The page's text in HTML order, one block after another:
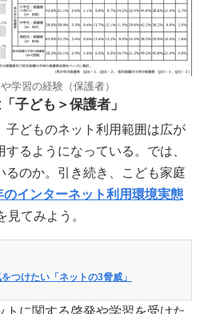
学習の経験（保護者）
子ども＞保護者」
子どものネット利用範囲は広が
るようになっている。では、
るのか。引き続き、こども家庭
インターネット利用環境実態
見てみよう。
つけたい「ネットの3脅威」